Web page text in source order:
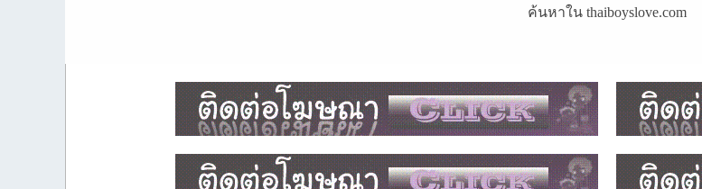
ค้นหาใน thaiboyslove.com